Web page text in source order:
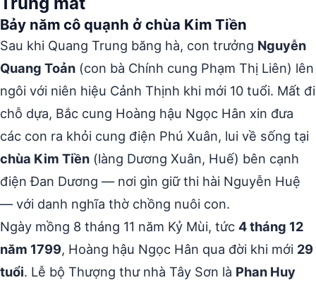
Bảy năm cô quạnh ở chùa Kim Tiền
Sau khi Quang Trung băng hà, con trưởng Nguyễn
Quang Toản (con bà Chính cung Phạm Thị Liên) lên
ngôi với niên hiệu Cảnh Thịnh khi mới 10 tuổi. Mất đi
chỗ dựa, Bắc cung Hoàng hậu Ngọc Hân xin đưa
các con ra khỏi cung điện Phú Xuân, lui về sống tại
chùa Kim Tiền (làng Dương Xuân, Huế) bên cạnh
điện Đan Dương — nơi gìn giữ thi hài Nguyễn Huệ
— với danh nghĩa thờ chồng nuôi con.
Ngày mồng 8 tháng 11 năm Kỷ Mùi, tức 4 tháng 12
năm 1799, Hoàng hậu Ngọc Hân qua đời khi mới 29
tuổi. Lễ bộ Thượng thư nhà Tây Sơn là Phan Huy